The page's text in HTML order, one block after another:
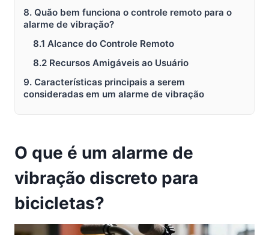
8. Quão bem funciona o controle remoto para o
alarme de vibração?
8.1 Alcance do Controle Remoto
8.2 Recursos Amigáveis ao Usuário
9. Características principais a serem
consideradas em um alarme de vibração
O que é um alarme de
vibração discreto para
bicicletas?